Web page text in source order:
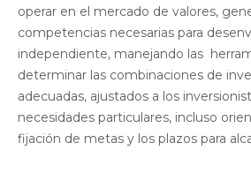
operar en el mercado de valores,
competencias necesarias para
independiente, manejando las
determinar las combinaciones de
adecuadas, ajustados a los
necesidades particulares, incluso
fijación de metas y los plazos para